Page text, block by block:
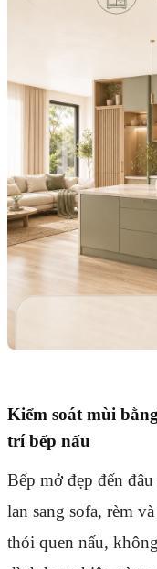
Kiểm soát mùi
trí bếp nấu
Bếp mở đẹp đến
lan sang sofa, rèm
thói quen nấu,